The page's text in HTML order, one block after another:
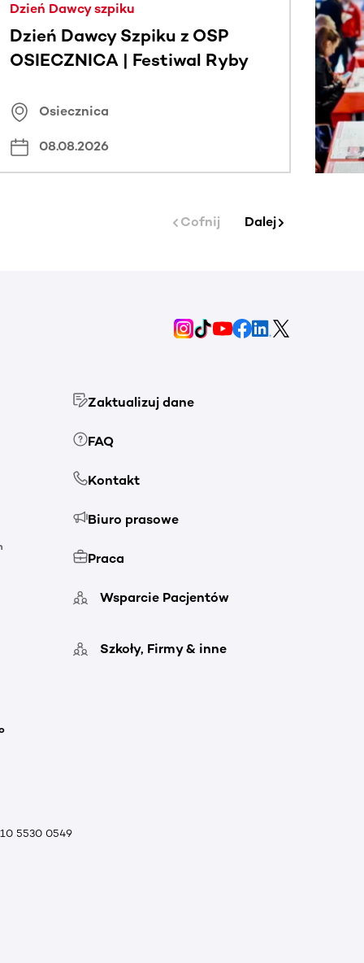
Dzień Dawcy szpiku
Dzień Dawcy Szpiku z OSP
OSIECZNICA | Festiwal Ryby
Osiecznica
08.08.2026
Cofnij Dalej
Zaktualizuj dane
FAQ
Kontakt
Biuro prasowe
Praca
Wsparcie Pacjentów
Szkoły, Firmy & inne
5530 0549